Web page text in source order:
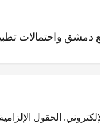
دمشق واحتمالات
الحقول